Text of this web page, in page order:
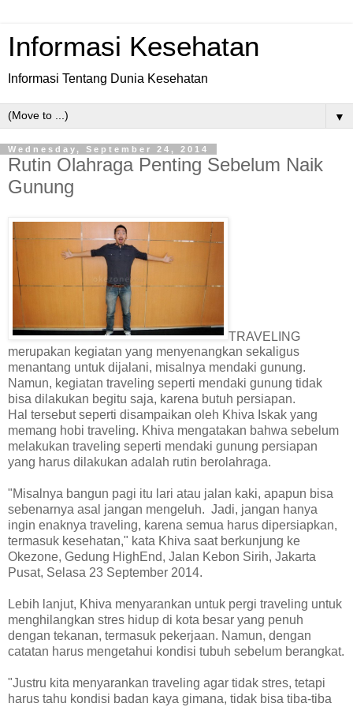
Informasi Kesehatan
Informasi Tentang Dunia Kesehatan
▼
Wednesday, September 24, 2014
Rutin Olahraga Penting Sebelum Naik
Gunung
TRAVELING
merupakan kegiatan yang menyenangkan sekaligus
menantang untuk dijalani, misalnya mendaki gunung.
Namun, kegiatan traveling seperti mendaki gunung tidak
bisa dilakukan begitu saja, karena butuh persiapan.
Hal tersebut seperti disampaikan oleh Khiva Iskak yang
memang hobi traveling. Khiva mengatakan bahwa sebelum
melakukan traveling seperti mendaki gunung persiapan
yang harus dilakukan adalah rutin berolahraga.
"Misalnya bangun pagi itu lari atau jalan kaki, apapun bisa
sebenarnya asal jangan mengeluh. Jadi, jangan hanya
ingin enaknya traveling, karena semua harus dipersiapkan,
termasuk kesehatan," kata Khiva saat berkunjung ke
Okezone, Gedung HighEnd, Jalan Kebon Sirih, Jakarta
Pusat, Selasa 23 September 2014.
Lebih lanjut, Khiva menyarankan untuk pergi traveling untuk
menghilangkan stres hidup di kota besar yang penuh
dengan tekanan, termasuk pekerjaan. Namun, dengan
catatan harus mengetahui kondisi tubuh sebelum berangkat.
"Justru kita menyarankan traveling agar tidak stres, tetapi
harus tahu kondisi badan kaya gimana, tidak bisa tiba-tiba